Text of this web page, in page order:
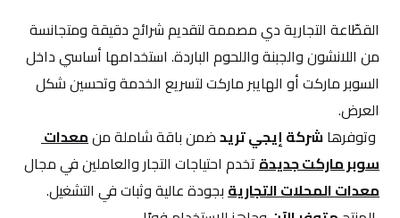
العرض.
شركة إيجي تريد ضمن باقة شاملة من
معدات
سوبر ماركت جديدة تخدم احتياجات التجار والعاملين في مجال
معدات المحلات التجارية بجودة عالية وثبات في التشغيل.